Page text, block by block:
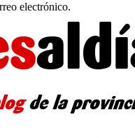
electrónico.